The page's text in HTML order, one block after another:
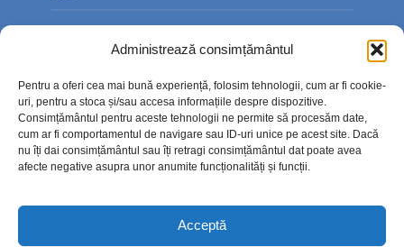
Administrează consimțământul
Pentru a oferi cea mai bună experiență, folosim tehnologii, cum ar fi cookie-
uri, pentru a stoca și/sau accesa informațiile despre dispozitive.
Consimțământul pentru aceste tehnologii ne permite să procesăm date,
cum ar fi comportamentul de navigare sau ID-uri unice pe acest site. Dacă
nu îți dai consimțământul sau îți retragi consimțământul dat poate avea
afecte negative asupra unor anumite funcționalități și funcții.
Acceptă
Contact
Politica de confidențialitate
Politică cookie-uri (UE)